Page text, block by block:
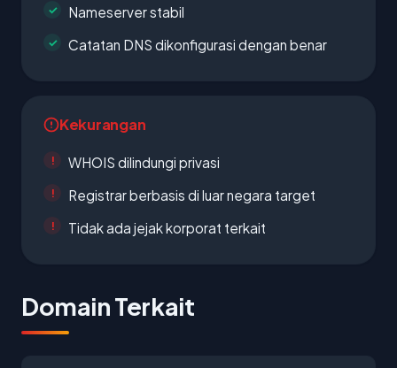
Nameserver stabil
Catatan DNS dikonfigurasi dengan benar
Kekurangan
WHOIS dilindungi privasi
Registrar berbasis di luar negara target
Tidak ada jejak korporat terkait
Domain Terkait